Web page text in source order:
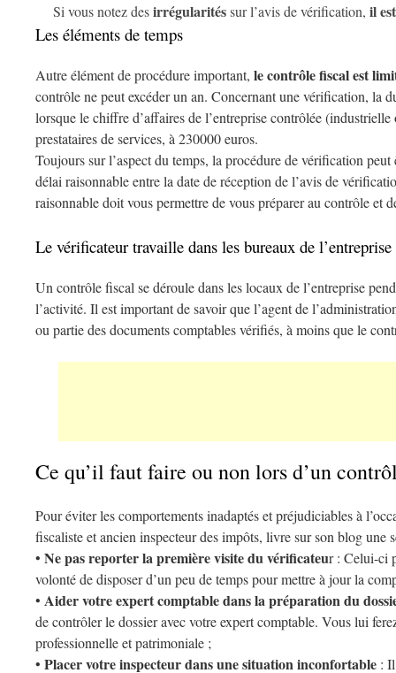
Si vous notez desirrégularitéssur l’avis de vérification, il
Les éléments de temps
Autre élément de procédure important, le contrôle fiscal est
contrôle ne peut excéder un an. Concernant une vérification, la
lorsque le chiffre d’affaires de l’entreprise contrôlée
prestataires de services, à 230000 euros.
Toujours sur l’aspect du temps, la procédure de vérification
délai raisonnable entre la date de réception de l’avis de
raisonnable doit vous permettre de vous préparer au contrôle et
Le vérificateur travaille dans les bureaux de l’entreprise
Un contrôle fiscal se déroule dans les locaux de l’entreprise
l’activité. Il est important de savoir que l’agent de
ou partie des documents comptables vérifiés, à moins que le
Ce qu’il faut faire ou non lors d’un
Pour éviter les comportements inadaptés et préjudiciables à
fiscaliste et ancien inspecteur des impôts, livre sur son blog une
• Ne pas reporter la première visite du vérificateur : Celui-ci
volonté de disposer d’un peu de temps pour mettre à jour la
• Aider votre expert comptable dans la préparation du
de contrôler le dossier avec votre expert comptable. Vous lui
professionnelle et patrimoniale ;
• Placer votre inspecteur dans une situation inconfortable :